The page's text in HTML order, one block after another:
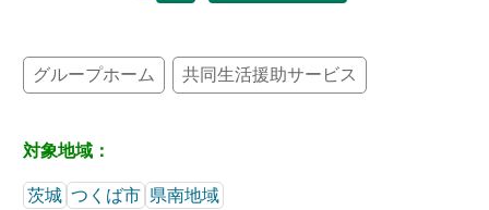
グループホーム 共同生活援助サービス
対象地域：
茨城 つくば市 県南地域